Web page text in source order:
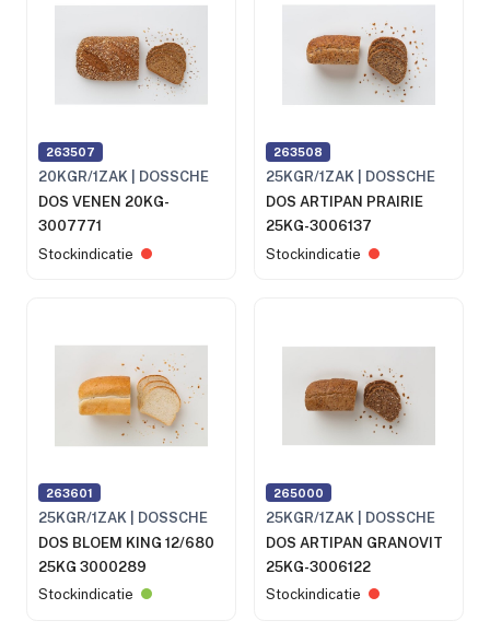
263507
20KGR/1ZAK | DOSSCHE
DOS VENEN 20KG-
3007771
Stockindicatie
263508
25KGR/1ZAK | DOSSCHE
DOS ARTIPAN PRAIRIE
25KG-3006137
Stockindicatie
263601
25KGR/1ZAK | DOSSCHE
DOS BLOEM KING 12/680
25KG 3000289
Stockindicatie
265000
25KGR/1ZAK | DOSSCHE
DOS ARTIPAN GRANOVIT
25KG-3006122
Stockindicatie